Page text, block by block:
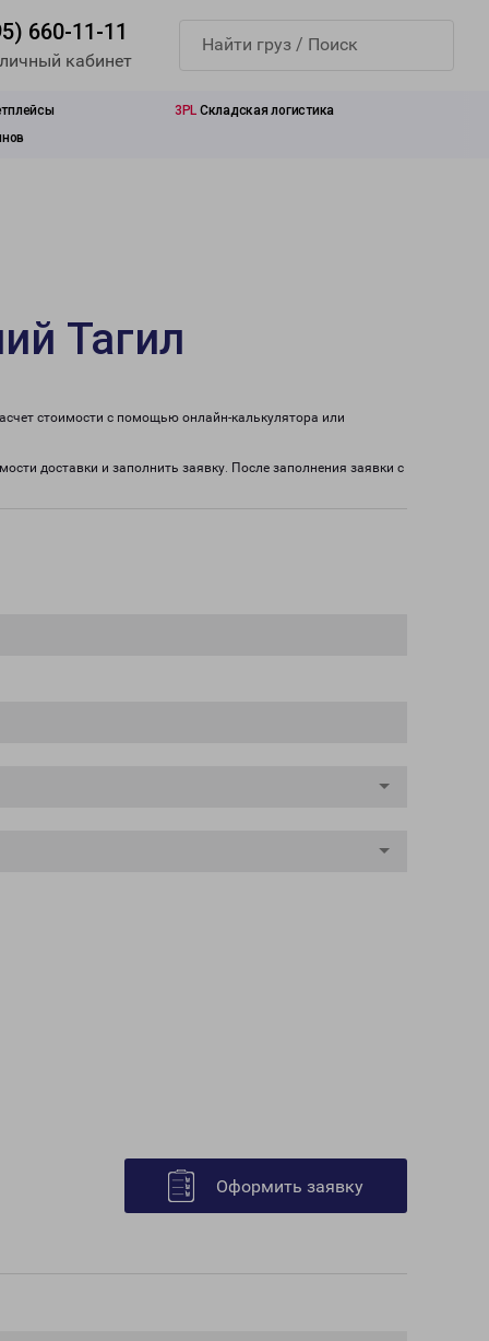
660-11-11
кабинет
3PL Складская логистика
Тагил
стоимости с помощью онлайн-калькулятора или
доставки и заполнить заявку. После заполнения заявки с
Оформить заявку